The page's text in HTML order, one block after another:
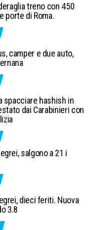
treno con 450
porte di Roma.
camper e due auto,
spacciare hashish in
dai Carabinieri con
salgono a 21 i
dieci feriti. Nuova
3.8